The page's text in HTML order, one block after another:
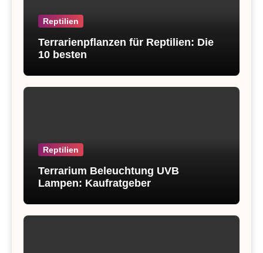
Reptilien
Terrarienpflanzen für Reptilien: Die
10 besten
Reptilien
Terrarium Beleuchtung UVB
Lampen: Kaufratgeber